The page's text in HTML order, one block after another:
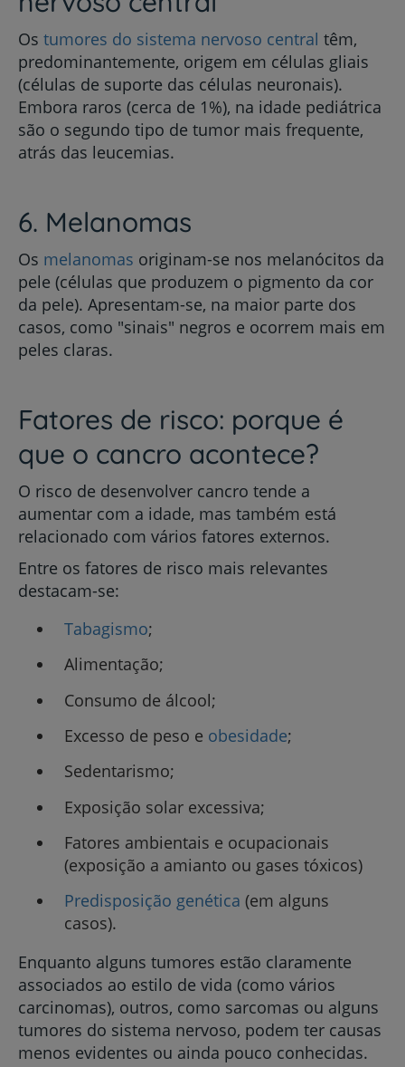
Os tumores do sistema nervoso central têm,
predominantemente, origem em células gliais
(células de suporte das células neuronais).
Embora raros (cerca de 1%), na idade pediátrica
são o segundo tipo de tumor mais frequente,
atrás das leucemias.
6. Melanomas
Os melanomas originam-se nos melanócitos da
pele (células que produzem o pigmento da cor
da pele). Apresentam-se, na maior parte dos
casos, como "sinais" negros e ocorrem mais em
peles claras.
Fatores de risco: porque é
que o cancro acontece?
O risco de desenvolver cancro tende a
aumentar com a idade, mas também está
relacionado com vários fatores externos.
Entre os fatores de risco mais relevantes
destacam-se:
Tabagismo;
Alimentação;
Consumo de álcool;
Excesso de peso e obesidade;
Sedentarismo;
Exposição solar excessiva;
Fatores ambientais e ocupacionais
(exposição a amianto ou gases tóxicos)
Predisposição genética (em alguns
casos).
Enquanto alguns tumores estão claramente
associados ao estilo de vida (como vários
carcinomas), outros, como sarcomas ou alguns
tumores do sistema nervoso, podem ter causas
menos evidentes ou ainda pouco conhecidas.